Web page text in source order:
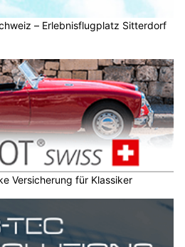
– Erlebnisflugplatz Sitterdorf
Versicherung für Klassiker